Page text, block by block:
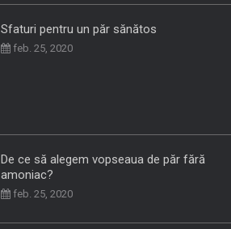
Sfaturi pentru un păr sănătos
feb. 25, 2020
De ce să alegem vopseaua de păr fără
amoniac?
feb. 25, 2020